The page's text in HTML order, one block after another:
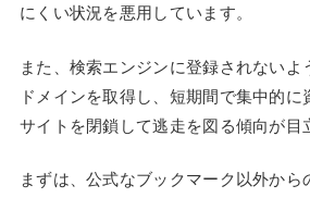
にくい状況を悪用しています。
また、検索エンジンに登録されないよ
ドメインを取得し、短期間で集中的に
サイトを閉鎖して逃走を図る傾向が目
まずは、公式なブックマーク以外から